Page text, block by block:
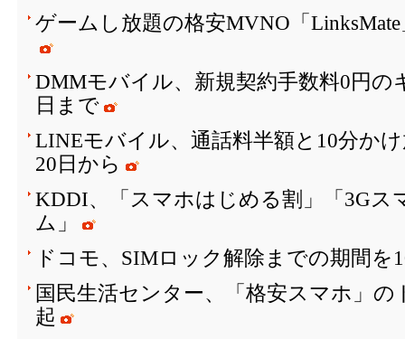
ゲームし放題の格安MVNO「
DMMモバイル、新規契約手数料0円
日まで
LINEモバイル、通話料半額と10分か
20日から
KDDI、「スマホはじめる割」「3Gス
ム」
ドコモ、SIMロック解除までの期間を
国民生活センター、「格安スマホ」
起